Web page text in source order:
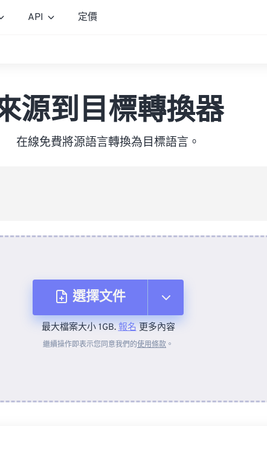
API 定價
源到目標轉換器
在線免費將源語言轉換為目標語言。
選擇文件
來自裝置
最大檔案大小 1GB.報名更多內容
繼續操作即表示您同意我們的使用條款 。